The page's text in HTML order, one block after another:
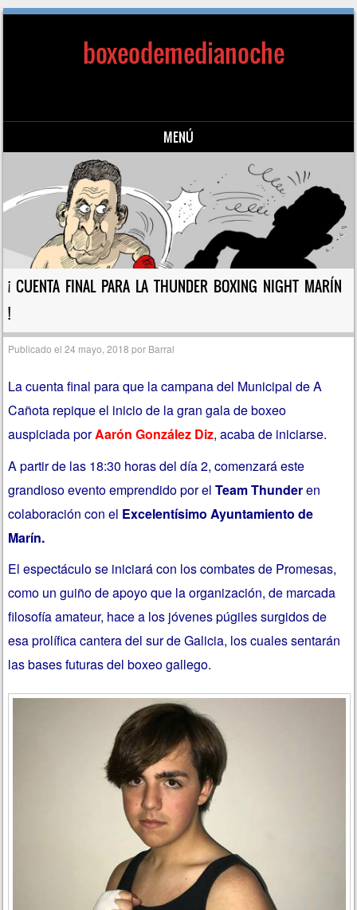
boxeodemedianoche
MENÚ
Saltar al contenido
¡ CUENTA FINAL PARA LA THUNDER BOXING NIGHT MARÍN
!
Publicado el24 mayo, 2018 por Barral
La cuenta final para que la campana del Municipal de A
Cañota repique el inicio de la gran gala de boxeo
auspiciada porAarón González Diz, acaba de iniciarse.
A partir de las 18:30 horas del día 2, comenzará este
grandioso evento emprendido por el Team Thunderen
colaboración con el Excelentísimo Ayuntamiento de
Marín.
El espectáculo se iniciará con los combates de Promesas,
como un guiño de apoyo que la organización, de marcada
filosofía amateur, hace a los jóvenes púgiles surgidos de
esa prolífica cantera del sur de Galicia, los cuales sentarán
las bases futuras del boxeo gallego.